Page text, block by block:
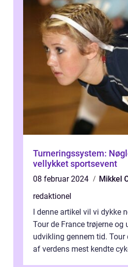
Turneringssystem:
vellykket sportsevent
08 februar 2024
Mikkel
redaktionel
I denne artikel vil vi dykke
Tour de France trøjerne og
udvikling gennem tid. Tour
af verdens mest kendte